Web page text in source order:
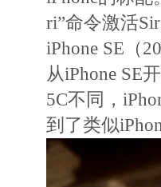
ri”命令激活
iPhone SE（
从iPhone SE
5C不同，
到了类似